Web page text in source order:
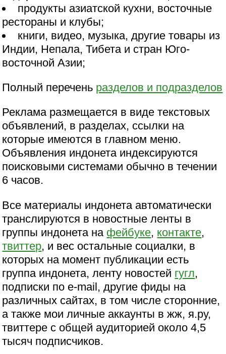
продукты азиатской кухни, восточные
рестораны и клубы;
книги, видео, музыка, другие товары из
Индии, Непала, Тибета и стран Юго-
восточной Азии;
Полный перечень разделов и подразделов
Реклама размещается в виде текстовых
объявлений, в разделах, ссылки на
которые имеются в главном меню.
Объявления индонета индексируются
поисковыми системами обычно в течении
6 часов.
Все материалы индонета автоматически
транслируются в новостные ленты в
группы индонета на фейбуке, контакте,
твиттер, и вес остальные социалки, в
которых на момент публикации есть
группа индонета, ленту новостей гугл,
подписки по e-mail, другие фиды на
различных сайтах, в том числе сторонние,
а также мои личные аккаунты в жж, я.ру,
твиттере с общей аудиторией около 4,5
тысяч подписчиков.